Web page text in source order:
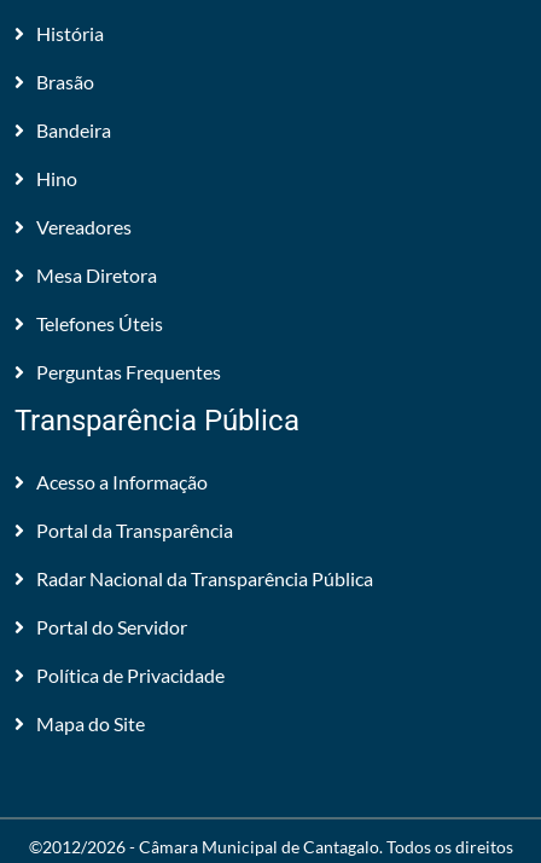
História
Brasão
Bandeira
Hino
Vereadores
Mesa Diretora
Telefones Úteis
Perguntas Frequentes
Transparência Pública
Acesso a Informação
Portal da Transparência
Radar Nacional da Transparência Pública
Portal do Servidor
Política de Privacidade
Mapa do Site
©2012/2026 -Câmara Municipal de Cantagalo. Todos os direitos